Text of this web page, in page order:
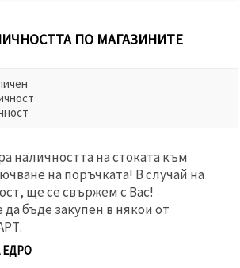
ПО МАГАЗИНИТЕ
наличността на стоката към
на поръчката! В случай на
ще се свържем с Вас!
бъде закупен в някои от
ЕДРО